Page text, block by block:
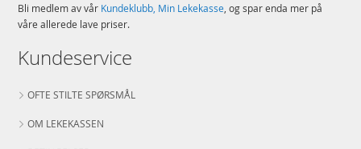
Bli medlem av vår Kundeklubb, Min Lekekasse, og spar enda mer på
våre allerede lave priser.
Kundeservice
OFTE STILTE SPØRSMÅL
OM LEKEKASSEN